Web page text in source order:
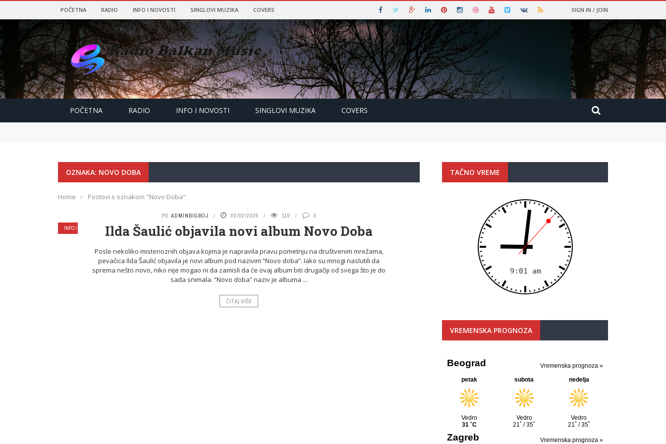
RADIO BALKAN MUSIC
Top Izbornik
POČETNA
RADIO
INFO I NOVOSTI
SINGLOVI MUZIKA
SIGN IN / JOIN
POČETNA RADIO INFO I NOVOSTI SINGLOVI MUZIKA COVERS
POČETNA RADIO INFO I NOVOSTI SINGLOVI MUZIKA COVERS
OZNAKA: NOVO DOBA
Home › Postovi s oznakom "Novo Doba"
INFO I NOVOSTI
PO ADMINBIGBOJ 02/02/2026 110 0
Ilda Šaulić objavila novi album Novo Doba
Posle nekoliko misterioznih objava kojima je napravila pravu pometnju na društvenim mrežama,
pevačica Ilda Šaulić objavila je novi album pod nazivim “Novo doba”. Iako su mnogi naslutili da
sprema nešto novo, niko nije mogao ni da zamisli da će ovaj album biti drugačiji od svega što je do
sada snimala. “Novo doba” naziv je albuma ...
ČITAJ VIŠE
TAČNO VREME
VREMENSKA PROGNOZA